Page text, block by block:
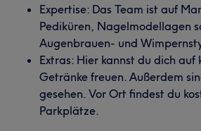
Expertise: Das Team ist auf
Pediküren, Nagelmodellagen
Augenbrauen- und
Extras: Hier kannst du dich auf
Getränke freuen. Außerdem
gesehen. Vor Ort findest du
Parkplätze.